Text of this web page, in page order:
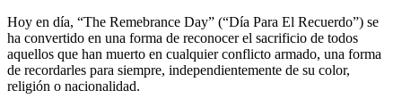
Hoy en día, “The Remebrance Day” (“Día Para El Recuerdo”) se
ha convertido en una forma de reconocer el sacrificio de todos
aquellos que han muerto en cualquier conflicto armado, una forma
de recordarles para siempre, independientemente de su color,
religión o nacionalidad.